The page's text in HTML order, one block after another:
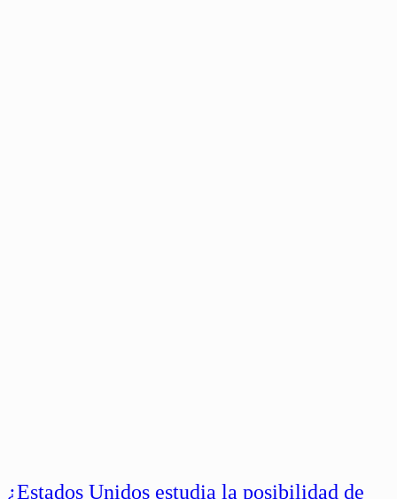
¿Estados Unidos estudia la posibilidad de